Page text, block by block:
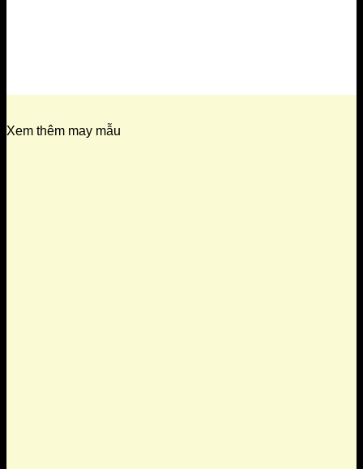
Xem thêm may mẫu